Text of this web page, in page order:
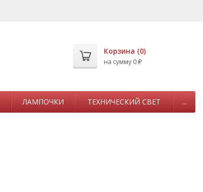
Корзина (0)
на сумму 0 ₽
ЛАМПОЧКИ ТЕХНИЧЕСКИЙ СВЕТ ...